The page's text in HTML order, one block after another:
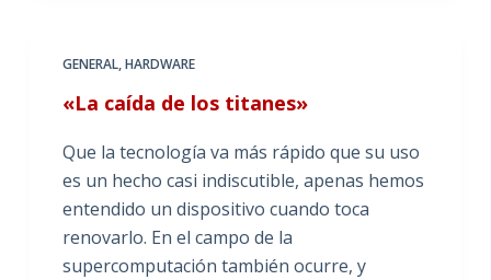
GENERAL,HARDWARE
«La caída de los titanes»
Que la tecnología va más rápido que su uso
es un hecho casi indiscutible, apenas hemos
entendido un dispositivo cuando toca
renovarlo. En el campo de la
supercomputación también ocurre, y